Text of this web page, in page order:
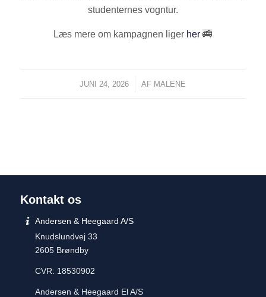
studenternes vogntur.
Læs mere om kampagnen liger her 🚎
JUNI 24, 2026 AF MALENE
Kontakt os
Andersen & Heegaard A/S
Knudslundvej 33
2605 Brøndby
CVR: 18530902
Andersen & Heegaard El A/S